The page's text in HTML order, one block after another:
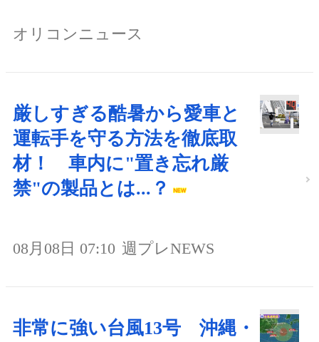
オリコンニュース
厳しすぎる酷暑から愛車と
運転手を守る方法を徹底取
材！ 車内に"置き忘れ厳
禁"の製品とは...？
08月08日 07:10 週プレNEWS
非常に強い台風13号 沖縄・